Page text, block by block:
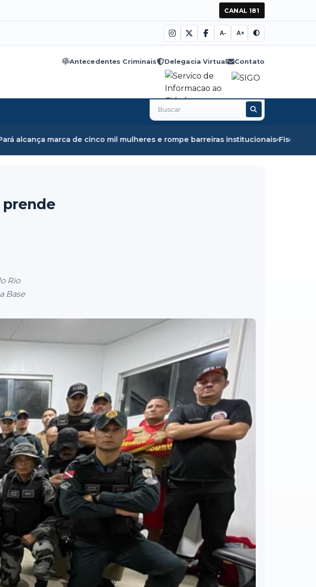
CANAL 181
A- A+
Antecedentes Criminais Delegacia Virtual Contato
Buscar
no
cinco mil mulheres e rompe barreiras institucionais Fiscalização em Óbidos
prende
Rio
Base